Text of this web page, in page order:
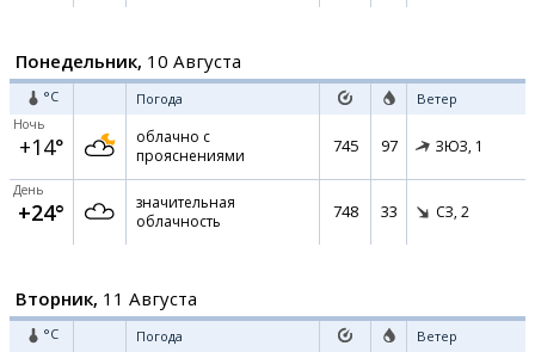
Понедельник, 10 Августа
°C Погода Ветер
Ночь
+14°
облачно с
прояснениями
745 97 ЗЮЗ, 1
День
+24°
значительная
облачность
748 33 СЗ, 2
Вторник, 11 Августа
°C Погода Ветер